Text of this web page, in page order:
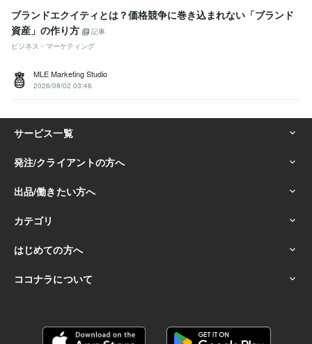
ブランドエクイティとは？価格競争に巻き込まれない「ブランド
資産」の作り方
記事
ビジネス・マーケティング
MLE Marketing Studio
2026/08/02 03:46